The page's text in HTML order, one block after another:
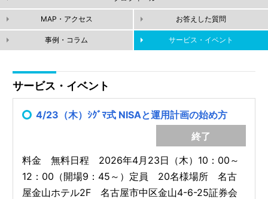
MAP・アクセス お答えした質問
事例・コラム サービス・イベント
サービス・イベント
4/23（木）ｼｸﾞﾏ式 NISAと運用計画の始め方
終了
料金 無料日程 2026年4月23日（木）10：00～
12：00（開場9：45～）定員 20名様場所 名古
屋金山ホテル2F 名古屋市中区金山4-6-25証券会